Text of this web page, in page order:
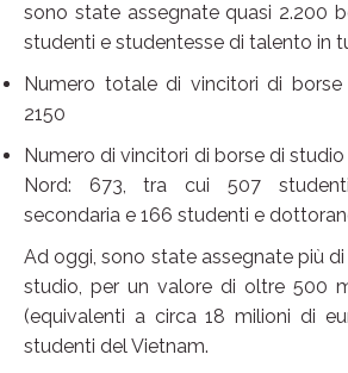
sono state assegnate quasi 2.200
studenti e studentesse di talento in
Numero totale di vincitori di
2150
Numero di vincitori di borse di
Nord: 673, tra cui 507
secondaria e 166 studenti e
Ad oggi, sono state assegnate più
studio, per un valore di oltre 500
(equivalenti a circa 18 milioni di
studenti del Vietnam.